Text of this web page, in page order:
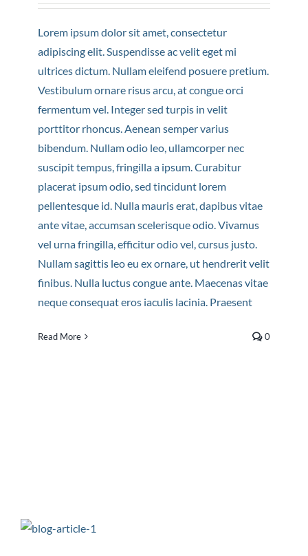
Lorem ipsum dolor sit amet, consectetur
adipiscing elit. Suspendisse ac velit eget mi
ultrices dictum. Nullam eleifend posuere pretium.
Vestibulum ornare risus arcu, at congue orci
fermentum vel. Integer sed turpis in velit
porttitor rhoncus. Aenean semper varius
bibendum. Nullam odio leo, ullamcorper nec
suscipit tempus, fringilla a ipsum. Curabitur
placerat ipsum odio, sed tincidunt lorem
pellentesque id. Nulla mauris erat, dapibus vitae
ante vitae, accumsan scelerisque odio. Vivamus
vel urna fringilla, efficitur odio vel, cursus justo.
Nullam sagittis leo eu ex ornare, ut hendrerit velit
finibus. Nulla luctus congue ante. Maecenas vitae
neque consequat eros iaculis lacinia. Praesent
Read More 0